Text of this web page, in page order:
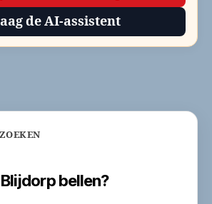
de AI-assistent
bellen?